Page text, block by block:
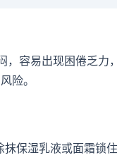
容易出现困倦乏力
险。
保湿乳液或面霜锁